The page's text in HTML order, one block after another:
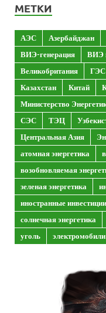
МЕТКИ
АЭС Азербайджан
ВИЭ-генерация
ВИЭ
Великобритания
ГЭС
Казахстан
Китай
Министерство
СЭС
ТЭЦ
Центральная Азия
атомная энергетика
возобновляемая
зеленая энергетика
иностранные инвестиции
солнечная энергетика
уголь
электромобили